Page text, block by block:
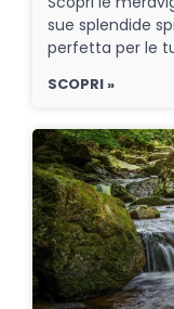
sue splendide
perfetta per le
SCOPRI »